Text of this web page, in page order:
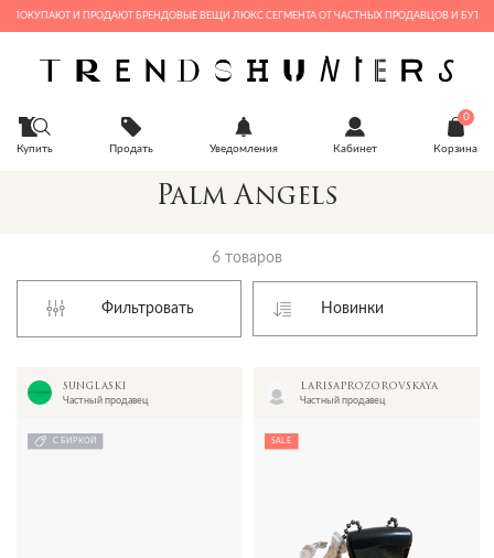
И ПРОДАЮТ БРЕНДОВЫЕ ВЕЩИ ЛЮКС СЕГМЕНТА ОТ ЧАСТНЫХ ПРОДАВЦОВ И БУТИКОВ
Купить Продать Уведомления Кабинет
0
Корзина
Palm Angels
6 товаров
Фильтровать
sunglaski
Частный продавец
С БИРКОЙ
larisaprozorovskaya
Частный продавец
SALE